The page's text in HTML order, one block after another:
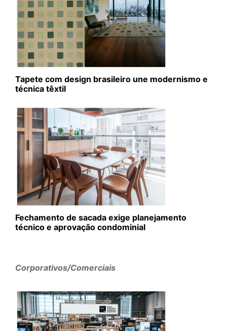
Tapete com design brasileiro une modernismo e
técnica têxtil
Fechamento de sacada exige planejamento
técnico e aprovação condominial
Corporativos/Comerciais